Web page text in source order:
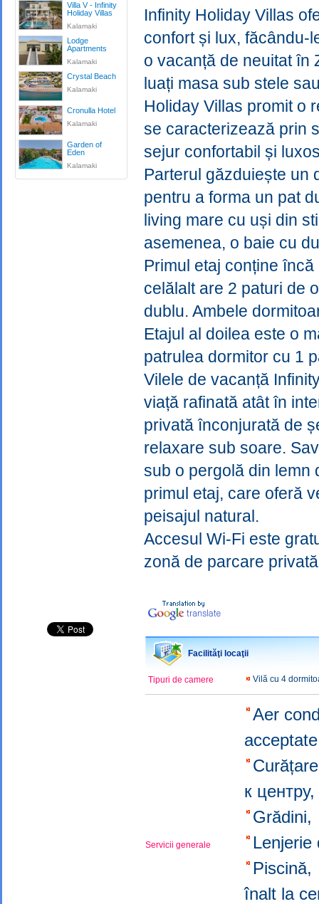
Villa V - Infinity
Holiday Villas
Kalamaki
Lodge
Apartments
Kalamaki
Crystal Beach
Kalamaki
Cronulla Hotel
Kalamaki
Garden of
Eden
Kalamaki
Infinity Holiday Villas
confort și lux, făcându-
o vacanță de neuitat în
luați masa sub stele
Holiday Villas promit o
se caracterizează prin
sejur confortabil și
Parterul găzduiește un
pentru a forma un pat
living mare cu uși din
asemenea, o baie cu
Primul etaj conține
celălalt are 2 paturi de
dublu. Ambele
Etajul al doilea este o
patrulea dormitor cu 1
Vilele de vacanță
viață rafinată atât în
privată înconjurată de
relaxare sub soare.
sub o pergolă din lemn
primul etaj, care oferă
peisajul natural.
Accesul Wi-Fi este
zonă de parcare
Facilităţi locaţii
Tipuri de camere Vilă cu 4
Servicii generale
Aer
к
înalt la